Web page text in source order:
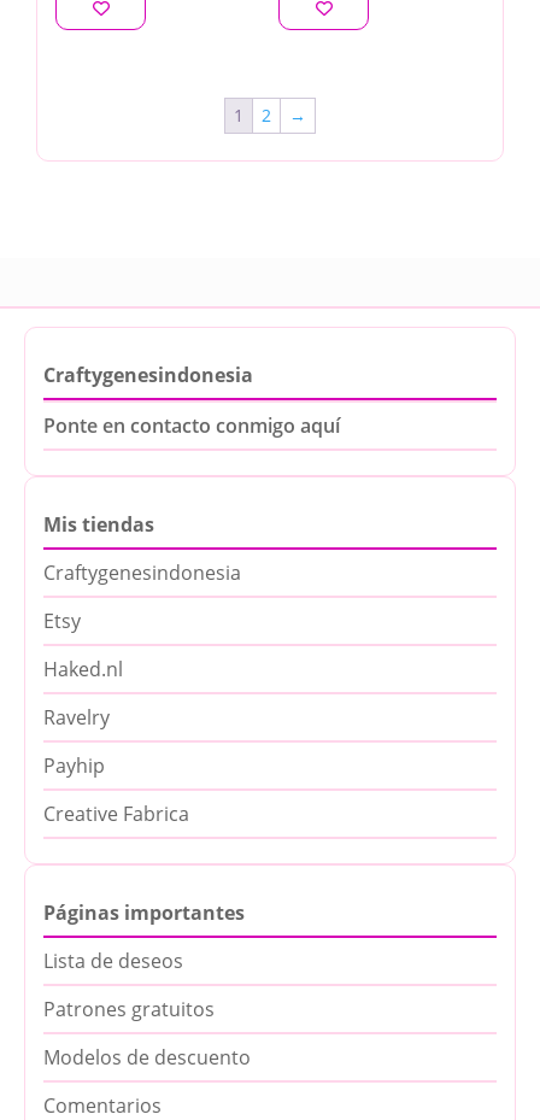
1 2 →
Craftygenesindonesia
Ponte en contacto conmigo aquí
Mis tiendas
Craftygenesindonesia
Etsy
Haked.nl
Ravelry
Payhip
Creative Fabrica
Páginas importantes
Lista de deseos
Patrones gratuitos
Modelos de descuento
Comentarios